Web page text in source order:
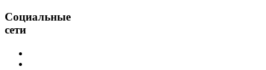
Социальные
сети